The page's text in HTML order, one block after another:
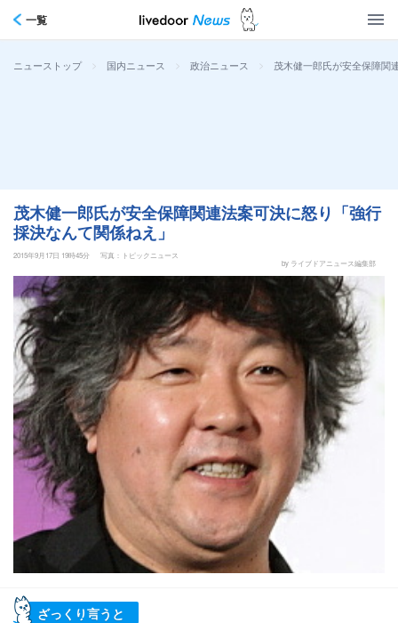
一覧
ニューストップ > 国内ニュース > 政治ニュース > 茂木健一郎氏が安全保障関
茂木健一郎氏が安全保障関連法案可決に怒り「強行
採決なんて関係ねえ」
2015年9月17日 19時45分
写真：トピックニュース
by ライブドアニュース編集部
ざっくり言うと